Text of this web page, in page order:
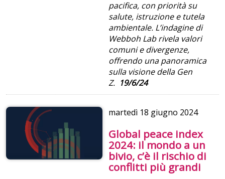
pacifica, con priorità su
salute, istruzione e tutela
ambientale. L’indagine di
Webboh Lab rivela valori
comuni e divergenze,
offrendo una panoramica
sulla visione della Gen
Z. 19/6/24
martedì 18 giugno 2024
Global peace index
2024: il mondo a un
bivio, c’è il rischio di
conflitti più grandi